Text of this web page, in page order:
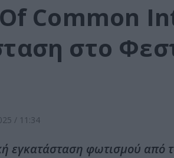
Common
στο
/ 11:34
εγκατάσταση φωτισμού από